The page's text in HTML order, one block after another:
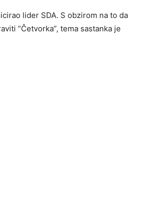
lider SDA. S obzirom na to da
“Četvorka”, tema sastanka je